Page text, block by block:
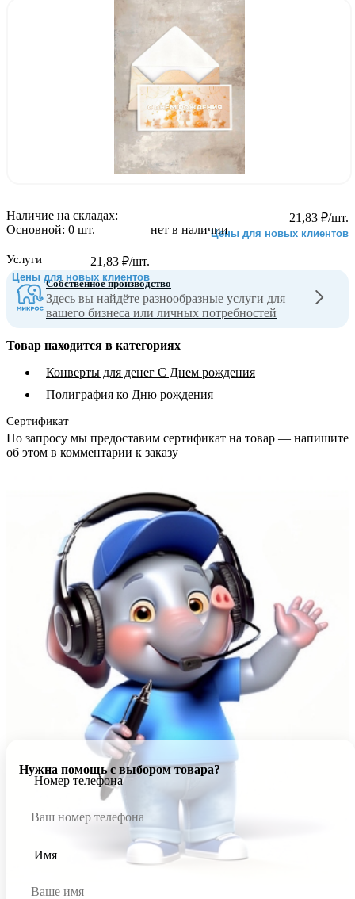
21,83 ₽/шт.
Цены для новых клиентов
нет в наличии
21,83 ₽/шт.
Цены для новых клиентов
Наличие на складах:
Основной: 0 шт.
Услуги
Собственное производство
Здесь вы найдёте разнообразные услуги для
вашего бизнеса или личных потребностей
Товар находится в категориях
Конверты для денег С Днем рождения
Полиграфия ко Дню рождения
Сертификат
По запросу мы предоставим сертификат на товар — напишите
об этом в комментарии к заказу
Нужна помощь с выбором товара?
Номер телефона
Имя